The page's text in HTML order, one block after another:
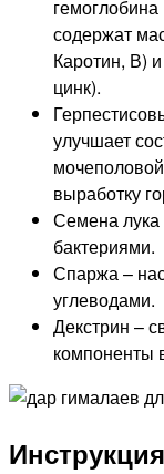
содержат
Каротин, В)
цинк).
улучшает
выработку
Семена лука
бактериями.
Спаржа –
углеводами.
Декстрин –
компоненты